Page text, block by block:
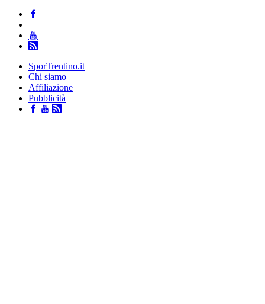
SporTrentino.it
Chi siamo
Affiliazione
Pubblicità